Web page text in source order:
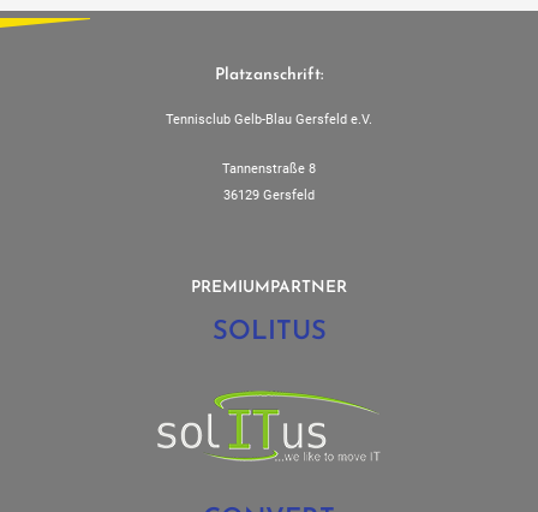
Platzanschrift:
Tennisclub Gelb-Blau Gersfeld e.V.
Tannenstraße 8
36129 Gersfeld
PREMIUMPARTNER
SOLITUS